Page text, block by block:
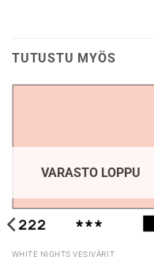
TUTUSTU MYÖS
VARASTO LOPPU
WHITE NIGHTS VESIVÄRIT